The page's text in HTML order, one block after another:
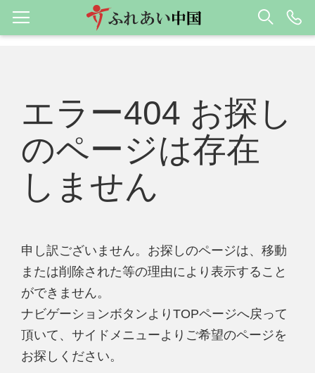
エラー404 お探し
のページは存在
しません
申し訳ございません。お探しのページは、移動
または削除された等の理由により表示すること
ができません。
ナビゲーションボタンよりTOPページへ戻って
頂いて、サイドメニューよりご希望のページを
お探しください。